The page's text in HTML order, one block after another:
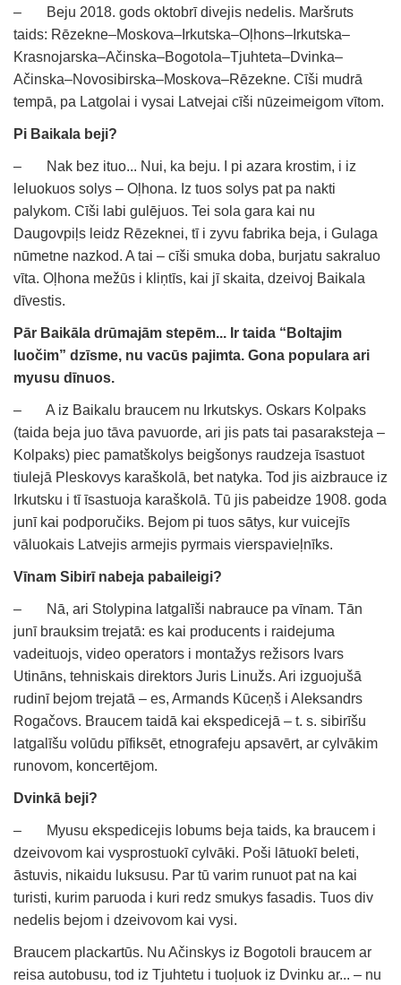
– Beju 2018. gods oktobrī divejis nedelis. Maršruts
taids: Rēzekne–Moskova–Irkutska–Oļhons–Irkutska–
Krasnojarska–Ačinska–Bogotola–Tjuhteta–Dvinka–
Ačinska–Novosibirska–Moskova–Rēzekne. Cīši mudrā
tempā, pa Latgolai i vysai Latvejai cīši nūzeimeigom vītom.
Pi Baikala beji?
– Nak bez ituo... Nui, ka beju. I pi azara krostim, i iz
leluokuos solys – Oļhona. Iz tuos solys pat pa nakti
palykom. Cīši labi gulējuos. Tei sola gara kai nu
Daugovpiļs leidz Rēzeknei, tī i zyvu fabrika beja, i Gulaga
nūmetne nazkod. A tai – cīši smuka doba, burjatu sakraluo
vīta. Oļhona mežūs i kliņtīs, kai jī skaita, dzeivoj Baikala
dīvestis.
Pār Baikāla drūmajām stepēm... Ir taida “Boltajim
luočim” dzīsme, nu vacūs pajimta. Gona populara ari
myusu dīnuos.
– A iz Baikalu braucem nu Irkutskys. Oskars Kolpaks
(taida beja juo tāva pavuorde, ari jis pats tai pasaraksteja –
Kolpaks) piec pamatškolys beigšonys raudzeja īsastuot
tiulejā Pleskovys karaškolā, bet natyka. Tod jis aizbrauce iz
Irkutsku i tī īsastuoja karaškolā. Tū jis pabeidze 1908. goda
junī kai podporučiks. Bejom pi tuos sātys, kur vuicejīs
vāluokais Latvejis armejis pyrmais vierspavieļnīks.
Vīnam Sibirī nabeja pabaileigi?
– Nā, ari Stolypina latgalīši nabrauce pa vīnam. Tān
junī brauksim trejatā: es kai producents i raidejuma
vadeituojs, video operators i montažys režisors Ivars
Utināns, tehniskais direktors Juris Linužs. Ari izguojušā
rudinī bejom trejatā – es, Armands Kūceņš i Aleksandrs
Rogačovs. Braucem taidā kai ekspedicejā – t. s. sibirīšu
latgalīšu volūdu pīfiksēt, etnografeju apsavērt, ar cylvākim
runovom, koncertējom.
Dvinkā beji?
– Myusu ekspedicejis lobums beja taids, ka braucem i
dzeivovom kai vysprostuokī cylvāki. Poši lātuokī beleti,
āstuvis, nikaidu luksusu. Par tū varim runuot pat na kai
turisti, kurim paruoda i kuri redz smukys fasadis. Tuos div
nedelis bejom i dzeivovom kai vysi.
Braucem plackartūs. Nu Ačinskys iz Bogotoli braucem ar
reisa autobusu, tod iz Tjuhtetu i tuoļuok iz Dvinku ar... – nu